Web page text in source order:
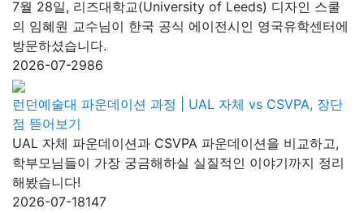
7월 28일, 리즈대학교(University of Leeds) 디자인 스쿨
의 임혜원 교수님이 한국 공식 에이전시인 영국유학센터에
방문하셨습니다.
2026-07-2986
런던예술대 파운데이션 과정 | UAL 자체 vs CSVPA, 장단
점 뜯어보기
UAL 자체 파운데이션과 CSVPA 파운데이션을 비교하고,
학부모님들이 가장 궁금해하실 실질적인 이야기까지 정리
해봤습니다!
2026-07-18147